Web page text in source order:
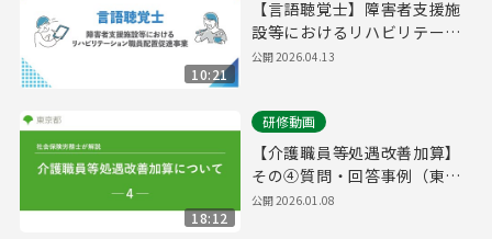
10:21
【言語聴覚士】障害者支援施
設等におけるリハビリテーシ
ョン職員配置促進事業概要説
公開2026.04.13
18:12
研修動画
【介護職員等処遇改善加算】
その④質問・回答事例（東京
都並びに福祉・介護職員処遇
公開2026.01.08